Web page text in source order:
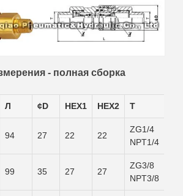
- полная сборка
Л ¢D HEX1 HEX2 T
94 27 22 22
ZG1/4
NPT1/4
99 35 27 27
ZG3/8
NPT3/8